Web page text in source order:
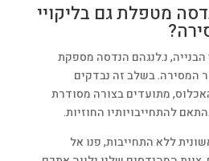
מטפלת גם בליקויי
נ.לנגהם הנדסה מספקת
המסירה. בשלב זה נבדקים
מתועדים בצורה מסודרת
להתחייבויותיו החוזיות.
ללא התחייבות, פנו אל